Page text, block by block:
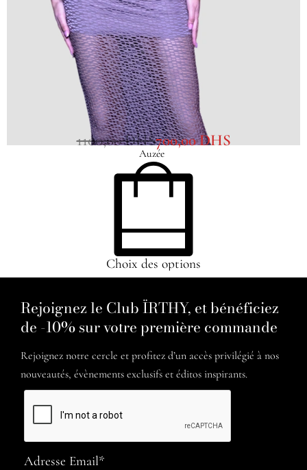
Top Isis Gris
Auzée
1100,00DHS700,00DHS
Choix des options
Rejoignez le Club ÏRTHY, et bénéficiez
de -10% sur votre première commande
Rejoignez notre cercle et profitez d’un accès privilégié à nos
nouveautés, évènements exclusifs et éditos inspirants.
Adresse Email*